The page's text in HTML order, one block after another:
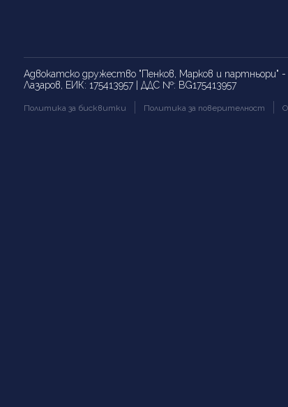
Адвокатско дружество "Пенков, Марков и партньори"
Лазаров, ЕИК: 175413957 | ДДС №: BG175413957
Политика за бисквитки Политика за поверителност